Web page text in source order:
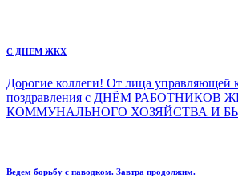
С ДНЕМ ЖКХ
Дорогие коллеги! От лица управляющей
поздравления с ДНЁМ
КОММУНАЛЬНОГО ХОЗЯЙСТВА И
Ведем борьбу с паводком. Завтра продолжим.